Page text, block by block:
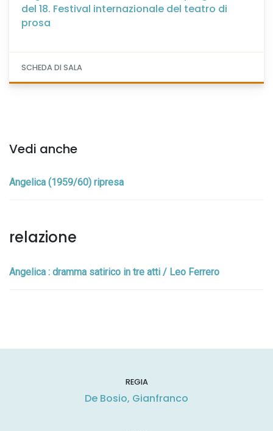
del 18. Festival internazionale del teatro di
prosa
SCHEDA DI SALA
Vedi anche
Angelica (1959/60) ripresa
relazione
Angelica : dramma satirico in tre atti / Leo Ferrero
REGIA
De Bosio, Gianfranco